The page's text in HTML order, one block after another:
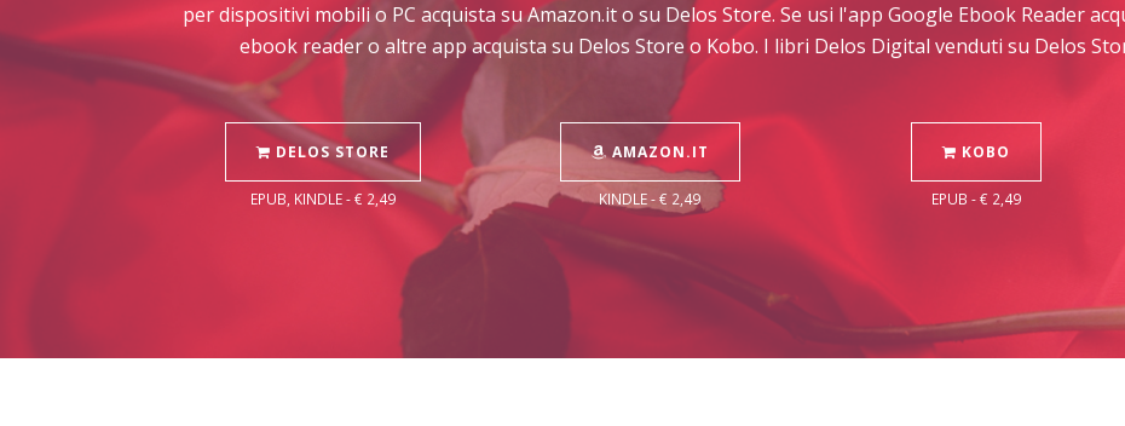
per dispositivi mobili o PC acquista su Amazon.it o su Delos Store. Se usi l'app Google Ebook Reader
ebook reader o altre app acquista su Delos Store o Kobo. I libri Delos Digital venduti su Delos
DELOS STORE
EPUB, KINDLE - € 2,49
AMAZON.IT
KINDLE - € 2,49
KOBO
EPUB - € 2,49